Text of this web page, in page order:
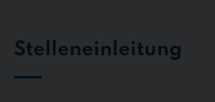
Stelleneinleitung